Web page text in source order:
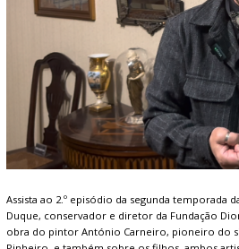
Assista ao 2.º episódio da segunda temporada
Duque, conservador e diretor da Fundação
obra do pintor António Carneiro, pioneiro do